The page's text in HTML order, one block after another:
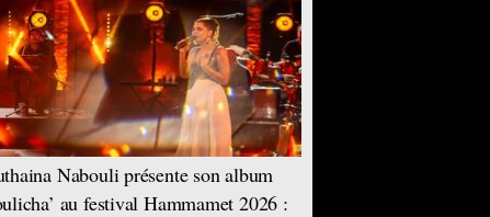
Nabouli présente son album
au festival Hammamet 2026 :